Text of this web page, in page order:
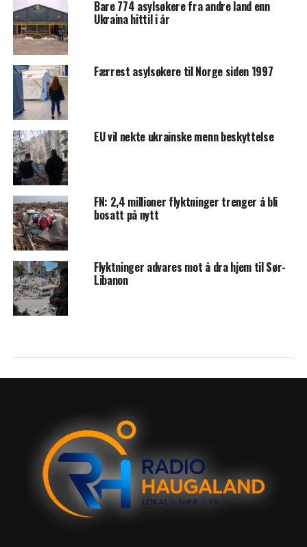
Bare 774 asylsøkere fra andre land enn
Ukraina hittil i år
Færrest asylsøkere til Norge siden 1997
EU vil nekte ukrainske menn beskyttelse
FN: 2,4 millioner flyktninger trenger å bli
bosatt på nytt
Flyktninger advares mot å dra hjem til Sør-
Libanon